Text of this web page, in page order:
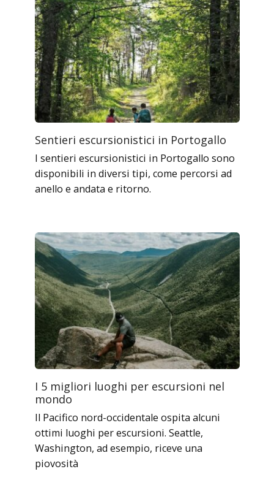
Sentieri escursionistici in Portogallo
I sentieri escursionistici in Portogallo sono
disponibili in diversi tipi, come percorsi ad
anello e andata e ritorno.
I 5 migliori luoghi per escursioni nel
mondo
Il Pacifico nord-occidentale ospita alcuni
ottimi luoghi per escursioni. Seattle,
Washington, ad esempio, riceve una
piovosità